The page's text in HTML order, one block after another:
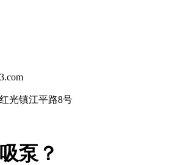
光镇江平路8号
泵？